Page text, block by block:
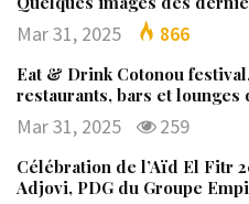
Mar 31, 2025 866
Eat & Drink Cotonou
restaurants, bars et lounges
Mar 31, 2025 259
Célébration de l’Aïd El Fitr
Adjovi, PDG du Groupe